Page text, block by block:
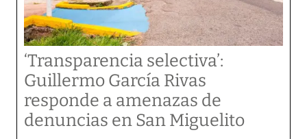
‘Transparencia selectiva’:
Guillermo García Rivas
responde a amenazas de
denuncias en San Miguelito